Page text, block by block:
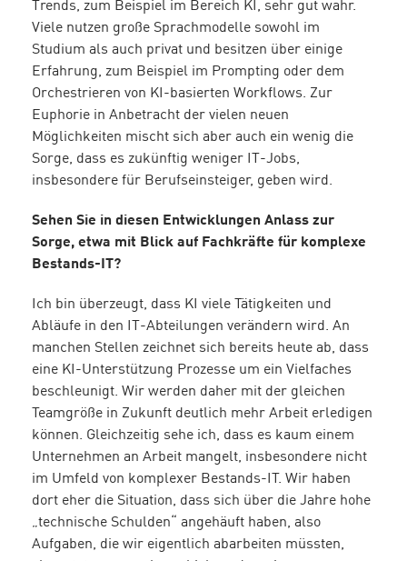
Trends, zum Beispiel im Bereich KI, sehr gut wahr.
Viele nutzen große Sprachmodelle sowohl im
Studium als auch privat und besitzen über einige
Erfahrung, zum Beispiel im Prompting oder dem
Orchestrieren von KI-basierten Workflows. Zur
Euphorie in Anbetracht der vielen neuen
Möglichkeiten mischt sich aber auch ein wenig die
Sorge, dass es zukünftig weniger IT-Jobs,
insbesondere für Berufseinsteiger, geben wird.
Sehen Sie in diesen Entwicklungen Anlass zur
Sorge, etwa mit Blick auf Fachkräfte für komplexe
Bestands-IT?
Ich bin überzeugt, dass KI viele Tätigkeiten und
Abläufe in den IT-Abteilungen verändern wird. An
manchen Stellen zeichnet sich bereits heute ab, dass
eine KI-Unterstützung Prozesse um ein Vielfaches
beschleunigt. Wir werden daher mit der gleichen
Teamgröße in Zukunft deutlich mehr Arbeit erledigen
können. Gleichzeitig sehe ich, dass es kaum einem
Unternehmen an Arbeit mangelt, insbesondere nicht
im Umfeld von komplexer Bestands-IT. Wir haben
dort eher die Situation, dass sich über die Jahre hohe
„technische Schulden“ angehäuft haben, also
Aufgaben, die wir eigentlich abarbeiten müssten,